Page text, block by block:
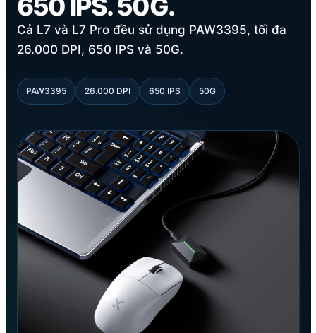
650 IPS. 50G.
Cả L7 và L7 Pro đều sử dụng PAW3395, tối đa
26.000 DPI, 650 IPS và 50G.
PAW3395 26.000 DPI 650 IPS 50G